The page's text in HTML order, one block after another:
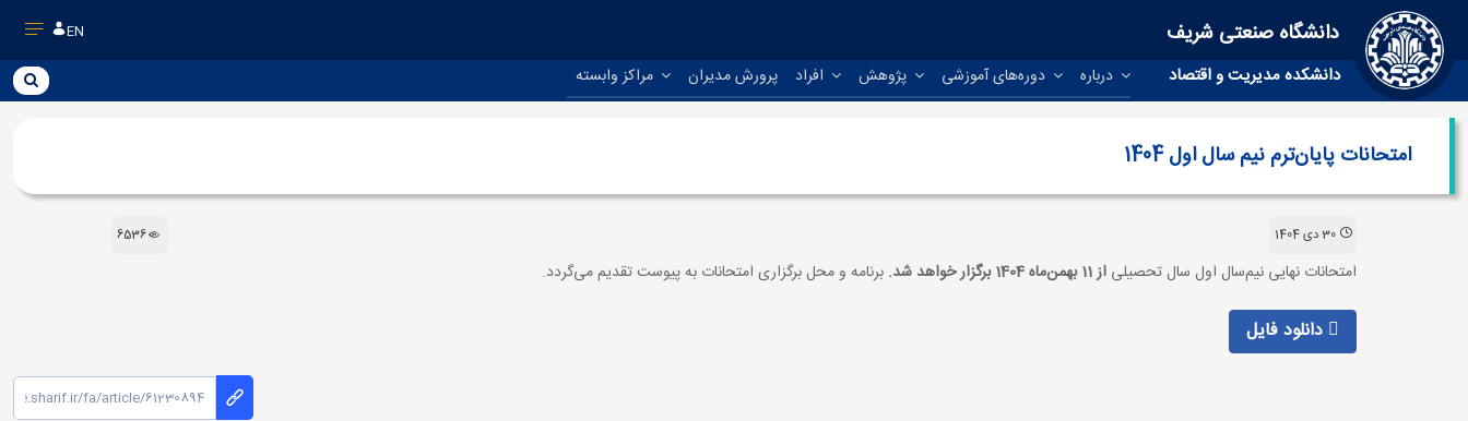
دانشگاه صنعتی شریف EN
دانشکده مدیریت و اقتصاد درباره دوره‌های آموزشی پژوهش افراد پرورش مدیران مراکز وابسته
امتحانات پایان‌ترم نیم سال اول 1404
30 دی 1404 6536
امتحانات نهایی نیم‌سال اول سال تحصیلی از 11 بهمن‌ماه 1404 برگزار خواهد شد. برنامه و محل برگزاری امتحانات به پیوست تقدیم می‌گردد.
دانلود فایل